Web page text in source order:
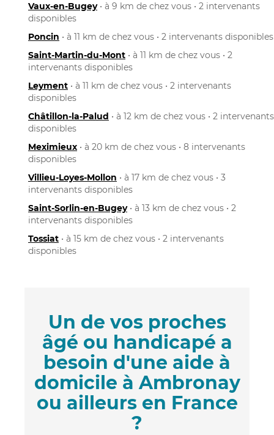
Vaux-en-Bugey• à 9 km de chez vous • 2 intervenants
disponibles
Poncin • à 11 km de chez vous • 2 intervenants disponibles
Saint-Martin-du-Mont • à 11 km de chez vous • 2
intervenants disponibles
Leyment • à 11 km de chez vous • 2 intervenants
disponibles
Châtillon-la-Palud • à 12 km de chez vous • 2 intervenants
disponibles
Meximieux • à 20 km de chez vous • 8 intervenants
disponibles
Villieu-Loyes-Mollon • à 17 km de chez vous • 3
intervenants disponibles
Saint-Sorlin-en-Bugey• à 13 km de chez vous • 2
intervenants disponibles
Tossiat • à 15 km de chez vous • 2 intervenants
disponibles
Un de vos proches
âgé ou handicapé a
besoin d'une aide à
domicile à Ambronay
ou ailleurs en France
?